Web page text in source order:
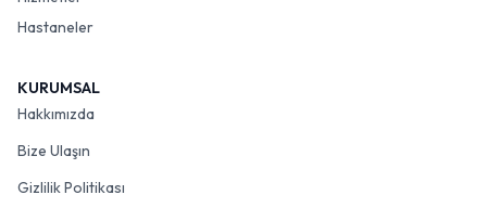
Hastaneler
KURUMSAL
Hakkımızda
Bize Ulaşın
Gizlilik Politikası